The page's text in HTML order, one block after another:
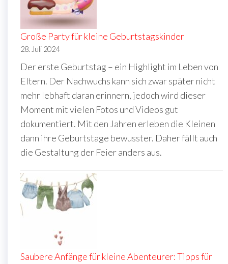
Große Party für kleine Geburtstagskinder
28. Juli 2024
Der erste Geburtstag – ein Highlight im Leben von
Eltern. Der Nachwuchs kann sich zwar später nicht
mehr lebhaft daran erinnern, jedoch wird dieser
Moment mit vielen Fotos und Videos gut
dokumentiert. Mit den Jahren erleben die Kleinen
dann ihre Geburtstage bewusster. Daher fällt auch
die Gestaltung der Feier anders aus.
Saubere Anfänge für kleine Abenteurer: Tipps für